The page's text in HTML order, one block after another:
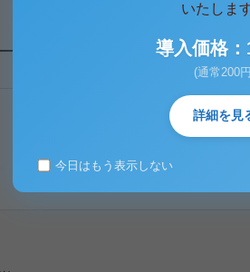
いたします
導入価格：
(通常200
詳細を見
今日はもう表示しない